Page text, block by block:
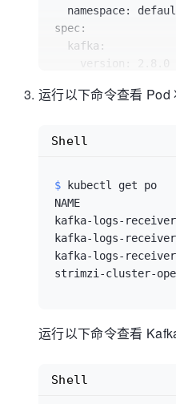
spec:
    listeners:
        port: 9092
      - name: tls
        port: 9093
        type: internal
        tls: true
    config:
      offsets.topic.replication.factor: 1
      log.message.format.version: '2.8'
      type: ephemeral
运行以下命令查看
$
kubectl get po
NAME
kafka-logs-
kafka-logs-
kafka-logs-
Shell
运行以下命令查看
Shell